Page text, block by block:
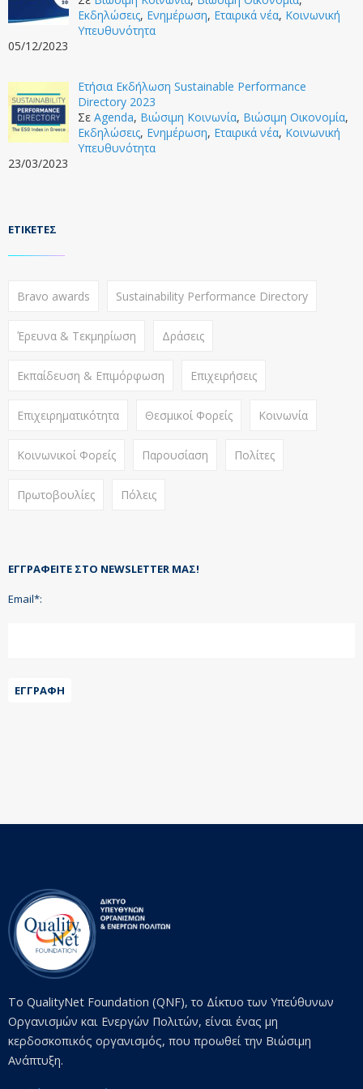
Εκδηλώσεις, Ενημέρωση, Εταιρικά νέα, Κοινωνική
Υπευθυνότητα
05/12/2023
Ετήσια Εκδήλωση Sustainable Performance
Directory 2023
Σε Agenda, Βιώσιμη Κοινωνία, Βιώσιμη Οικονομία,
Εκδηλώσεις, Ενημέρωση, Εταιρικά νέα, Κοινωνική
Υπευθυνότητα
23/03/2023
ΕΤΙΚΈΤΕΣ
Bravo awards Sustainability Performance Directory
Έρευνα & Τεκμηρίωση Δράσεις
Εκπαίδευση & Επιμόρφωση Επιχειρήσεις
Επιχειρηματικότητα Θεσμικοί Φορείς Κοινωνία
Κοινωνικοί Φορείς Παρουσίαση Πολίτες
Πρωτοβουλίες Πόλεις
ΕΓΓΡΑΦΕΊΤΕ ΣΤΟ NEWSLETTER ΜΑΣ!
Email*:
ΕΓΓΡΑΦΉ
Το QualityNet Foundation (QNF), το Δίκτυο των Υπεύθυνων
Οργανισμών και Ενεργών Πολιτών, είναι ένας μη
κερδοσκοπικός οργανισμός, που προωθεί την Βιώσιμη
Ανάπτυξη.